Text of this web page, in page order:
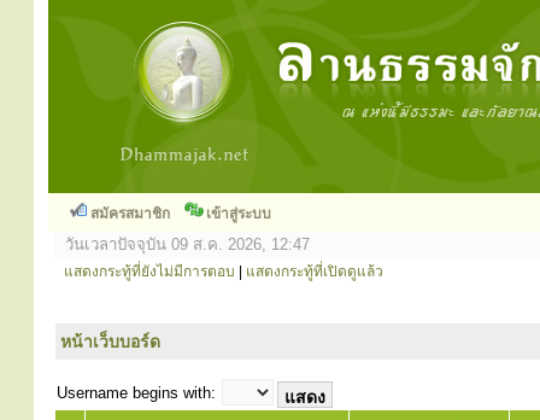
สมัครสมาชิก เข้าสู่ระบบ
วันเวลาปัจจุบัน 09 ส.ค. 2026, 12:47
แสดงกระทู้ที่ยังไม่มีการตอบ แสดงกระทู้ที่เปิดดูแล้ว
หน้าเว็บบอร์ด
Username begins with: